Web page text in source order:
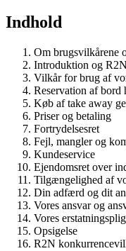
Indhold
Om brugsvilkårene
Introduktion og
Vilkår for brug af
Reservation af bord
Køb af take away
Priser og betaling
Fortrydelsesret
Fejl, mangler og
Kundeservice
Ejendomsret over
Tilgængelighed af
Din adfærd og dit
Vores ansvar og
Vores
Opsigelse
R2N